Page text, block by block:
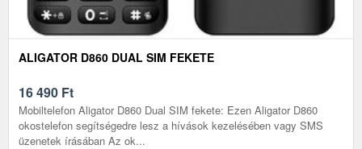
ALIGATOR D860 DUAL SIM FEKETE
16 490 Ft
Mobiltelefon Aligator D860 Dual SIM fekete: Ezen Aligator D860
okostelefon segítségedre lesz a hívások kezelésében vagy SMS
üzenetek írásában Az ok...